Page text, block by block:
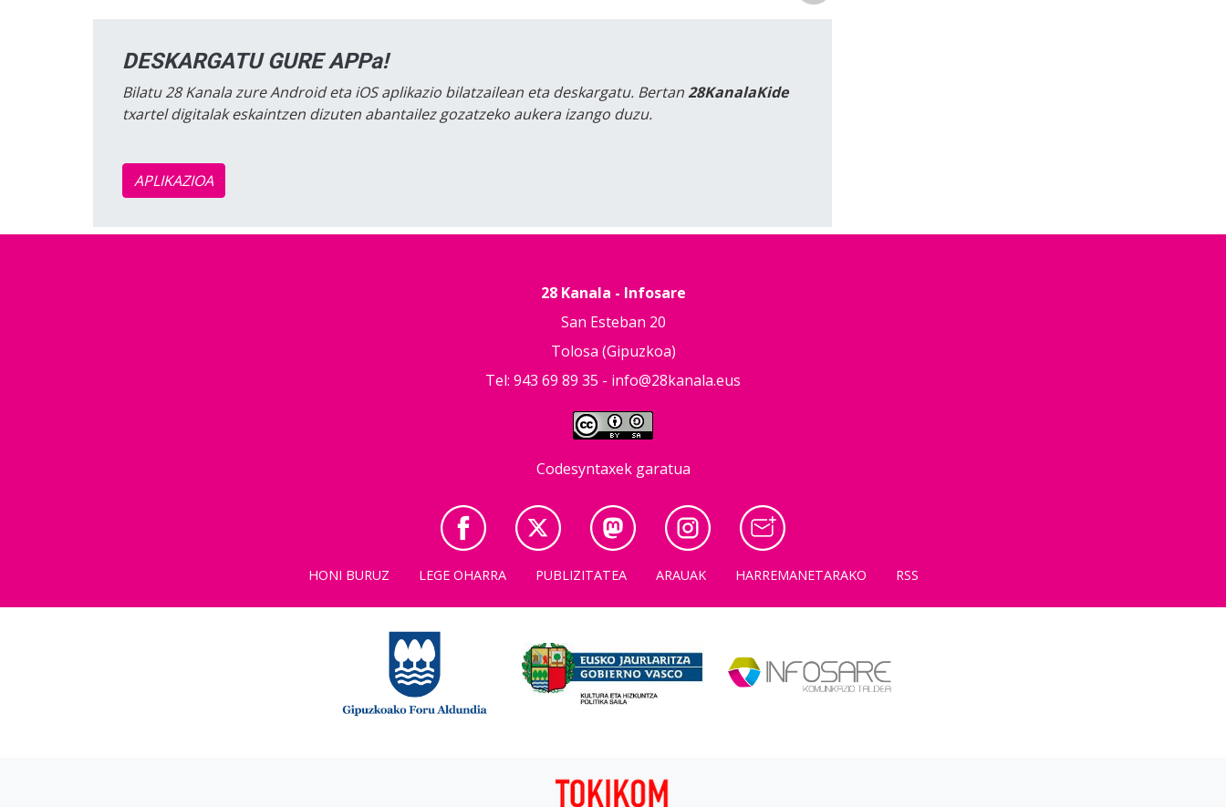
DESKARGATU GURE APPa!
Bilatu 28 Kanala zure Android eta iOS aplikazio bilatzailean eta deskargatu. Bertan28KanalaKide
txartel digitalak eskaintzen dizuten abantailez gozatzeko aukera izango duzu.
APLIKAZIOA
28 Kanala - Infosare
San Esteban 20
Tolosa (Gipuzkoa)
Tel: 943 69 89 35 - info@28kanala.eus
Codesyntaxek garatua
HONI BURUZ LEGE OHARRA PUBLIZITATEA ARAUAK HARREMANETARAKO RSS